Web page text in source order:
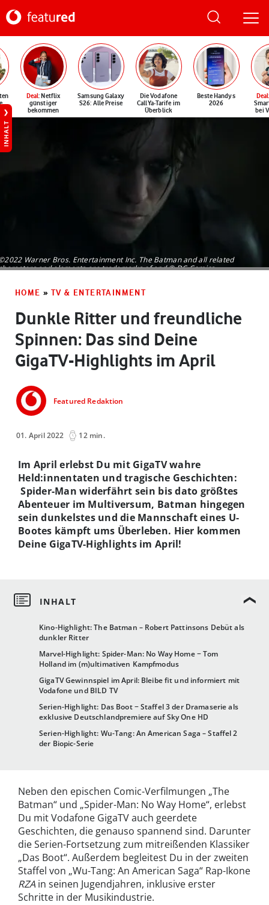
Deal: Netflix
günstiger
bekommen
Samsung Galaxy
S26: Alle Preise
Die Vodafone
CallYa-Tarife im
Überblick
Beste Handys
2026
Deal
bei
INHALT
Warner Bros. Entertainment Inc. The Batman and all related
and elements are trademarks of and © DC Comics.
HOME » TV & ENTERTAINMENT
Dunkle Ritter und freundliche
Spinnen: Das sind Deine
GigaTV-Highlights im April
Featured Redaktion
01. April 2022 12 min.
Kino-Highlight: The Batman – Robert Pattinsons Debüt als
dunkler Ritter
Marvel-Highlight: Spider-Man: No Way Home − Tom
Holland im (m)ultimativen Kampfmodus
GigaTV Gewinnspiel im April: Bleibe fit und informiert mit
Vodafone und BILD TV
Serien-Highlight: Das Boot − Staffel 3 der Dramaserie als
exklusive Deutschlandpremiere auf Sky One HD
Serien-Highlight: Wu-Tang: An American Saga – Staffel 2
der Biopic-Serie
Im April erlebst Du mit GigaTV wahre
Held:innentaten und tragische Geschichten:
Spider-Man widerfährt sein bis dato größtes
Abenteuer im Multiversum, Batman hingegen
sein dunkelstes und die Mannschaft eines U-
Bootes kämpft ums Überleben. Hier kommen
Deine GigaTV-Highlights im April!
Neben den epischen Comic-Verfilmungen „The
Batman“ und „Spider-Man: No Way Home“, erlebst
Du mit Vodafone GigaTV auch geerdete
Geschichten, die genauso spannend sind. Darunter
die Serien-Fortsetzung zum mitreißenden Klassiker
„Das Boot“. Außerdem begleitest Du in der zweiten
Staffel von „Wu-Tang: An American Saga“ Rap-Ikone
RZA in seinen Jugendjahren, inklusive erster
Schritte in der Musikindustrie.